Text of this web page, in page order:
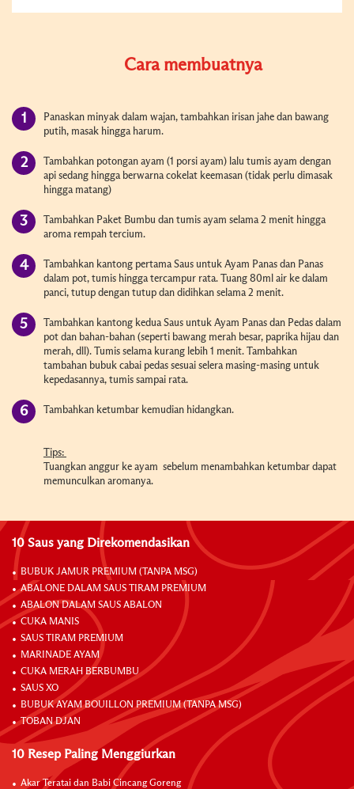
Cara membuatnya
Panaskan minyak dalam wajan, tambahkan irisan jahe dan bawang
putih, masak hingga harum.
Tambahkan potongan ayam (1 porsi ayam) lalu tumis ayam dengan
api sedang hingga berwarna cokelat keemasan (tidak perlu dimasak
hingga matang)
Tambahkan Paket Bumbu dan tumis ayam selama 2 menit hingga
aroma rempah tercium.
Tambahkan kantong pertama Saus untuk Ayam Panas dan Panas
dalam pot, tumis hingga tercampur rata. Tuang 80ml air ke dalam
panci, tutup dengan tutup dan didihkan selama 2 menit.
Tambahkan kantong kedua Saus untuk Ayam Panas dan Pedas dalam
pot dan bahan-bahan (seperti bawang merah besar, paprika hijau dan
merah, dll). Tumis selama kurang lebih 1 menit. Tambahkan
tambahan bubuk cabai pedas sesuai selera masing-masing untuk
kepedasannya, tumis sampai rata.
Tambahkan ketumbar kemudian hidangkan.
Tips:
Tuangkan anggur ke ayam sebelum menambahkan ketumbar dapat
memunculkan aromanya.
10 Saus yang Direkomendasikan
BUBUK JAMUR PREMIUM (TANPA MSG)
ABALONE DALAM SAUS TIRAM PREMIUM
ABALON DALAM SAUS ABALON
CUKA MANIS
SAUS TIRAM PREMIUM
MARINADE AYAM
CUKA MERAH BERBUMBU
SAUS XO
BUBUK AYAM BOUILLON PREMIUM (TANPA MSG)
TOBAN DJAN
10 Resep Paling Menggiurkan
Akar Teratai dan Babi Cincang Goreng